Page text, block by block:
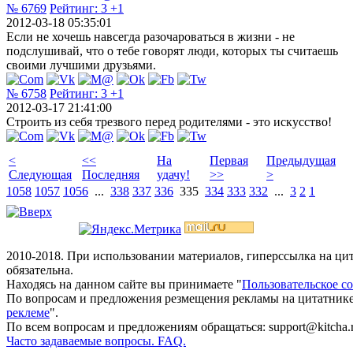
№ 6769 Рейтинг: 3 +1
2012-03-18 05:35:01
Если не хочешь навсегда разочароваться в жизни - не
подслушивай, что о тебе говорят люди, которых ты считаешь
своими лучшими друзьями.
№ 6758 Рейтинг: 3 +1
2012-03-17 21:41:00
Строить из себя трезвого перед родителями - это искусство!
<
Следующая
<<
Последняя
На
удачу!
Первая
>>
Предыдущая
>
1058 1057 1056 ... 338 337 336 335 334 333 332 ... 3 2 1
2010-2018. При использовании материалов, гиперссылка на
обязательна.
Находясь на данном сайте вы принимаете "Пользовательское
По вопросам и предложения резмещения рекламы на
реклеме".
По всем вопросам и предложениям обращаться:
Часто задаваемые вопросы. FAQ.